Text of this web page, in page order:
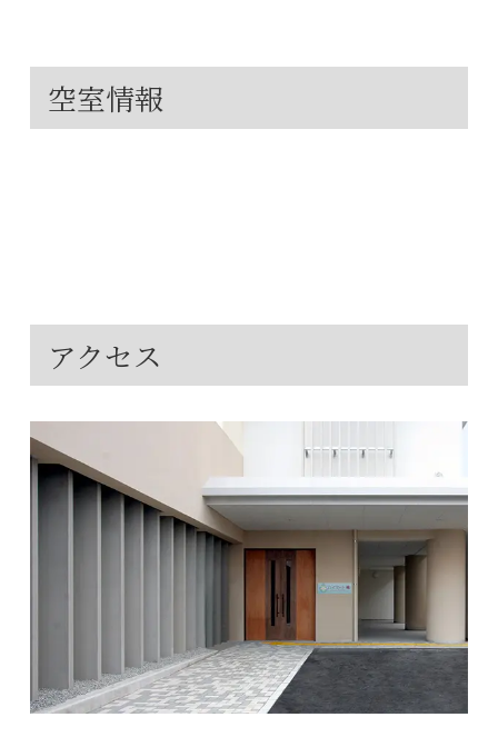
空室情報
アクセス